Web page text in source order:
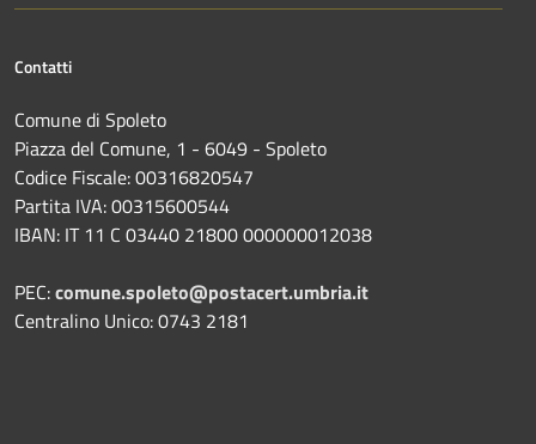
Contatti
Comune di Spoleto
Piazza del Comune, 1 - 6049 - Spoleto
Codice Fiscale: 00316820547
Partita IVA: 00315600544
IBAN: IT 11 C 03440 21800 000000012038
PEC:comune.spoleto@postacert.umbria.it
Centralino Unico: 0743 2181